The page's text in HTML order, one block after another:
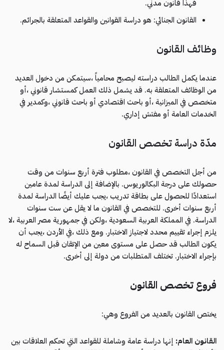
فهذا قانون مدني.
القانون الجنائي: هو دراسة القوانين والقواعد المتعلقة بالجرائم.
وظائف القانون
عندما يكمل الطالب دراسته ليصبح محامياً ،سيتمكن من دخول العديد
من الوظائف المتعلقة به. قد يشمل ذلك العمل كمستشار قانوني ،أو
متخصص في الميزانية ،أو باحث اقتصادي أو باحث قانوني ،وكمدير في
الخدمات العامة أو مفتش إداري.
مدّة دراسة تخصص القانون
من أجل التخصص في القانون ،مطلوب فترة أربع سنوات من وقت
حصولك على درجة البكالوريوس. بالإضافة إلى الدراسة لمدة عامين
استعدادًا للحصول على بطاقة تدريب ،يجب عليك أيضًا الدراسة لمدة
أربع سنوات أخرى. للتخصص في القانون ما لا يقل عن ست سنوات
الدراسة. في المملكة العربية السعودية ،ولكن في جمهورية مصر العربية ،لا
يلزم إجراء تقييم محدد لاجتياز الاختبار. ومع ذلك ،في الأردن ،يجب أن
يكون الطالب قد حصل على مستوى معين من الإتقان قبل السماح له
بإجراء الاختبار. تختلف المتطلبات من دولة إلى أخرى.
فروع تخصص القانون
يختص القانون بالعديد من الفروع وهي:
القانون العام: إنها دراسة عامة وشاملة للقواعد التي تحكم العلاقات بين